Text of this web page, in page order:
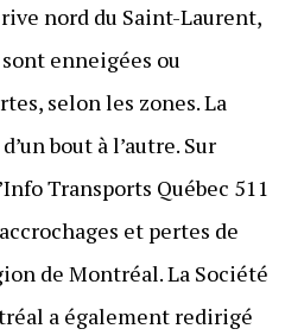
nord du Saint-Laurent,
enneigées ou
selon les zones. La
bout à l’autre. Sur
Transports Québec 511
et pertes de
de Montréal. La Société
a également redirigé